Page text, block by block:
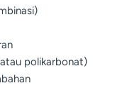
polikarbonat)